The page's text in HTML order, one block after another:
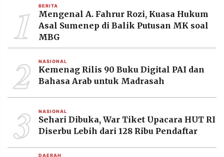
©
Resolusi.co
-
PT.
RESOLUSI
MEDIA
PRAMUDITA
1 BERITA
Mengenal A. Fahrur Rozi, Kuasa Hukum
Asal Sumenep di Balik Putusan MK soal
MBG
2 NASIONAL
Kemenag Rilis 90 Buku Digital PAI dan
Bahasa Arab untuk Madrasah
3 NASIONAL
Sehari Dibuka, War Tiket Upacara HUT RI
Diserbu Lebih dari 128 Ribu Pendaftar
DAERAH